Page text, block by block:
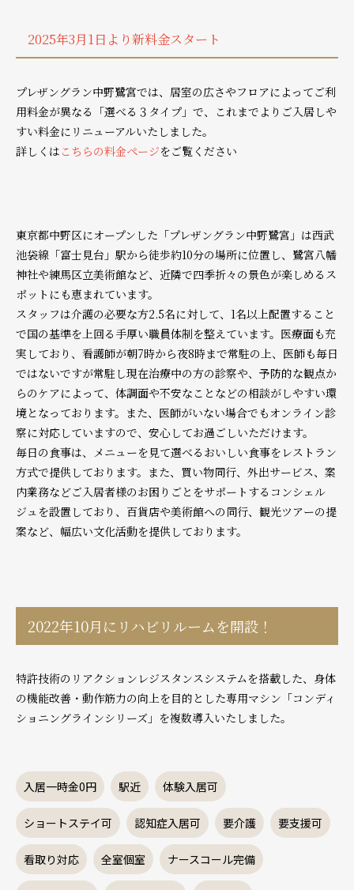
2025年3月1日より新料金スタート
プレザングラン中野鷺宮では、居室の広さやフロアによってご利
用料金が異なる「選べる３タイプ」で、これまでよりご入居しや
すい料金にリニューアルいたしました。
詳しくは こちらの料金ページをご覧ください
東京都中野区にオープンした「プレザングラン中野鷺宮」は西武
池袋線「富士見台」駅から徒歩約10分の場所に位置し、鷺宮八幡
神社や練馬区立美術館など、近隣で四季折々の景色が楽しめるス
ポットにも恵まれています。
スタッフは介護の必要な方2.5名に対して、1名以上配置すること
で国の基準を上回る手厚い職員体制を整えています。医療面も充
実しており、看護師が朝7時から夜8時まで常駐の上、医師も毎日
ではないですが常駐し現在治療中の方の診察や、予防的な観点か
らのケアによって、体調面や不安なことなどの相談がしやすい環
境となっております。また、医師がいない場合でもオンライン診
察に対応していますので、安心してお過ごしいただけます。
毎日の食事は、メニューを見て選べるおいしい食事をレストラン
方式で提供しております。また、買い物同行、外出サービス、案
内業務などご入居者様のお困りごとをサポートするコンシェル
ジュを設置しており、百貨店や美術館への同行、観光ツアーの提
案など、幅広い文化活動を提供しております。
2022年10月にリハビリルームを開設！
特許技術のリアクションレジスタンスシステムを搭載した、身体
の機能改善・動作筋力の向上を目的とした専用マシン「コンディ
ショニングラインシリーズ」を複数導入いたしました。
入居一時金0円 駅近 体験入居可
ショートステイ可 認知症入居可 要介護 要支援可
看取り対応 全室個室 ナースコール完備